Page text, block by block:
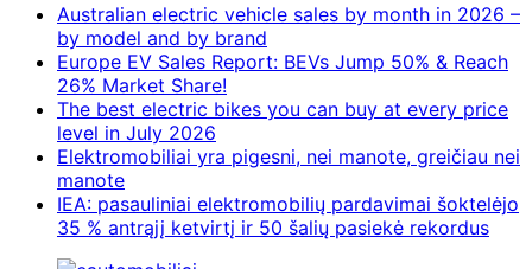
Australian electric vehicle sales by month in 2026 –
by model and by brand
Europe EV Sales Report: BEVs Jump 50% & Reach
26% Market Share!
The best electric bikes you can buy at every price
level in July 2026
Elektromobiliai yra pigesni, nei manote, greičiau nei
manote
IEA: pasauliniai elektromobilių pardavimai šoktelėjo
35 % antrąjį ketvirtį ir 50 šalių pasiekė rekordus